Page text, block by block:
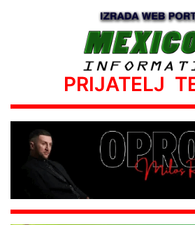
PRIJATELJ